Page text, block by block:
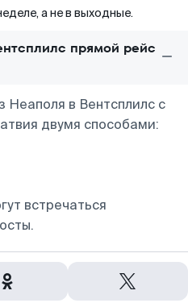
а не в выходные.
прямой рейс
в Вентсплилс с
двумя способами:
встречаться